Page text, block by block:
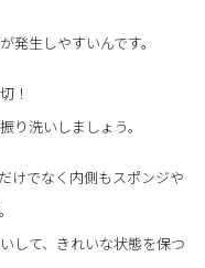
発生しやすいんです。
！
り洗いしましょう。
けでなく内側もスポンジや
して、きれいな状態を保つ